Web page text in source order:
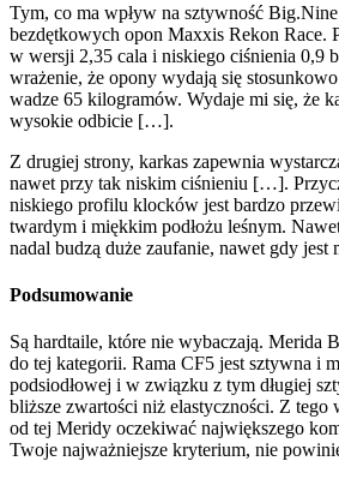
Tym, co ma wpływ na sztywność
bezdętkowych opon Maxxis Rekon Race.
w wersji 2,35 cala i niskiego ciśnienia 0,9
wrażenie, że opony wydają się
wadze 65 kilogramów. Wydaje mi się, że
wysokie odbicie […].
Z drugiej strony, karkas zapewnia
nawet przy tak niskim ciśnieniu […].
niskiego profilu klocków jest bardzo
twardym i miękkim podłożu leśnym.
nadal budzą duże zaufanie, nawet gdy
Podsumowanie
Są hardtaile, które nie wybaczają. Merida
do tej kategorii. Rama CF5 jest sztywna i
podsiodłowej i w związku z tym długiej
bliższe zwartości niż elastyczności. Z tego
od tej Meridy oczekiwać największego
Twoje najważniejsze kryterium, nie